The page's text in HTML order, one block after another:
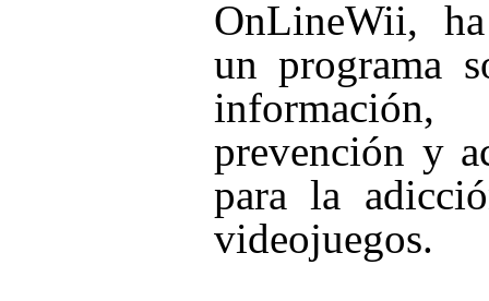
OnLineWii,
un programa
información,
prevención y
para la
videojuegos.